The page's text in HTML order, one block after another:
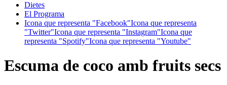
Dietes
El Programa
Icona que representa "Facebook"Icona que representa
"Twitter"Icona que representa "Instagram"Icona que
representa "Spotify"Icona que representa "Youtube"
Escuma de coco amb fruits secs